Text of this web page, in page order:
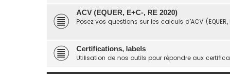
ACV (EQUER, E+C-, RE 2020)
Posez vos questions sur les calculs d'ACV
Certifications, labels
Utilisation de nos outils pour répondre aux